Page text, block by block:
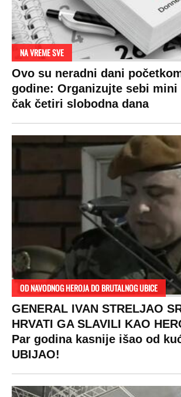
NA VREME SVE
Ovo su neradni dani
godine: Organizujte sebi mini
čak četiri slobodna dana
OD NAVODNOG HEROJA DO BRUTALNOG UBICE
GENERAL IVAN STRELJAO
HRVATI GA SLAVILI KAO
Par godina kasnije išao od
UBIJAO!